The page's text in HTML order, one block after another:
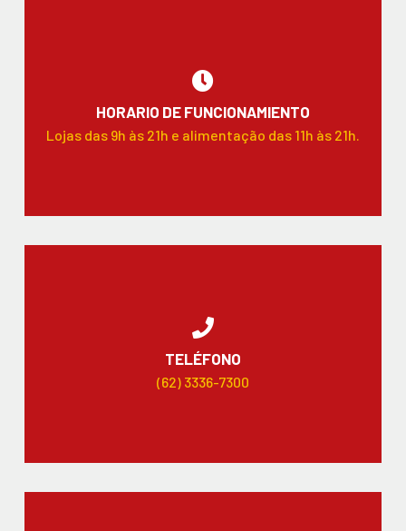
HORARIO DE FUNCIONAMIENTO
Lojas das 9h às 21h e alimentação das 11h às 21h.
TELÉFONO
(62) 3336-7300